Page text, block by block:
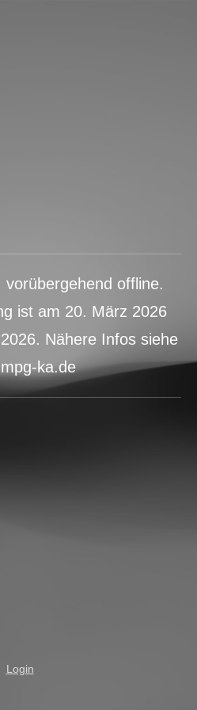
offline.
ist am 20. März 2026
Nähere Infos siehe
ka.de
Login